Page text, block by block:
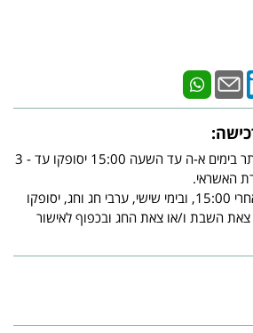
הזמנות שיתקבלו דרך האתר בימים א-ה עד השעה 15:00 יסופקו עד - 3
האשראי.
הזמנות שיתקבלו בימי ה אחרי 15:00, ובימי שישי, ערבי חג וחג, יסופקו
צאת השבת ו/או צאת החג ובכפוף לאישור